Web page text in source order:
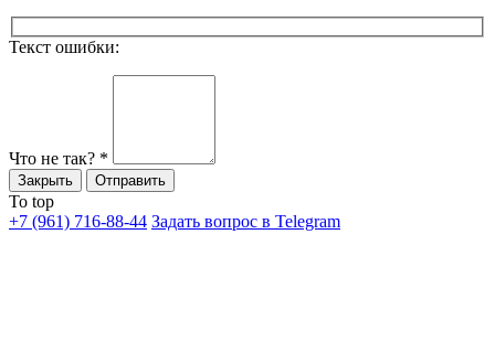
Текст ошибки:
Что не так? *
Закрыть Отправить
To top
+7 (961) 716-88-44 Задать вопрос в Telegram